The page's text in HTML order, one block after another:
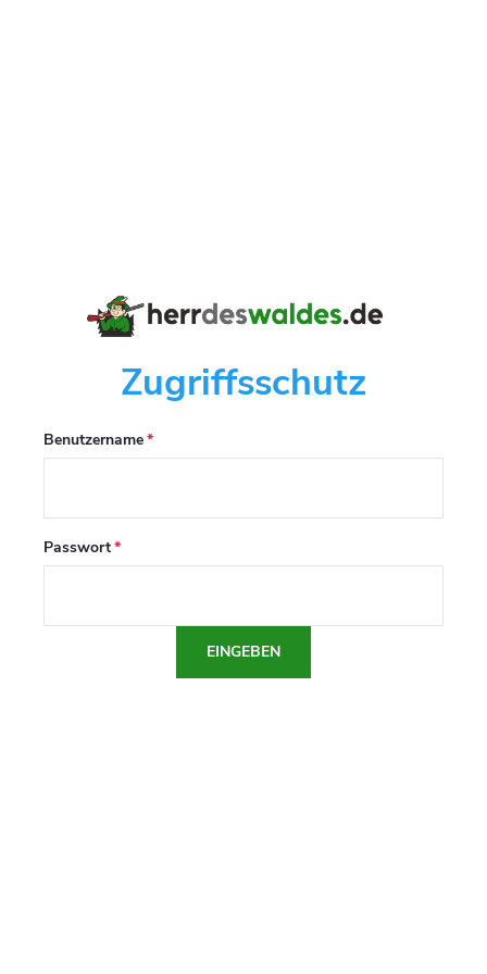
Zugriffsschutz
Benutzername
Passwort
EINGEBEN